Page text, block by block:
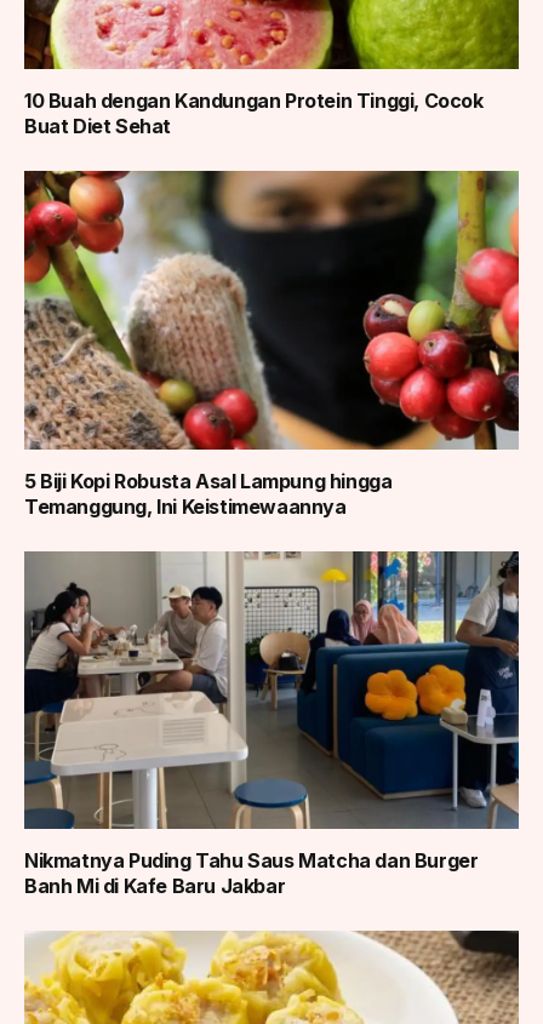
10 Buah dengan Kandungan Protein Tinggi, Cocok
Buat Diet Sehat
5 Biji Kopi Robusta Asal Lampung hingga
Temanggung, Ini Keistimewaannya
Nikmatnya Puding Tahu Saus Matcha dan Burger
Banh Mi di Kafe Baru Jakbar